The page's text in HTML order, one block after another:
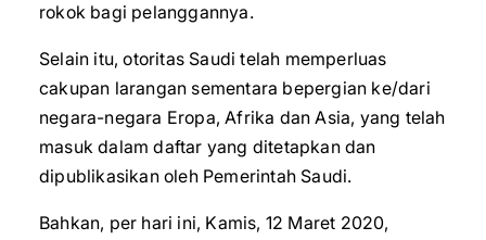
rokok bagi pelanggannya.
Selain itu, otoritas Saudi telah memperluas
cakupan larangan sementara bepergian ke/dari
negara-negara Eropa, Afrika dan Asia, yang telah
masuk dalam daftar yang ditetapkan dan
dipublikasikan oleh Pemerintah Saudi.
Bahkan, per hari ini, Kamis, 12 Maret 2020,